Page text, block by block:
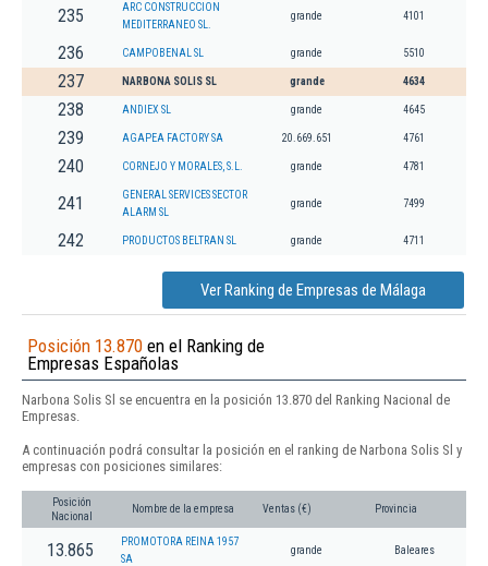
235
ARC CONSTRUCCION
MEDITERRANEO SL.
grande 4101
236 CAMPOBENAL SL grande 5510
237 NARBONA SOLIS SL grande 4634
238 ANDIEX SL grande 4645
239 AGAPEA FACTORY SA 20.669.651 4761
240 CORNEJO Y MORALES, S.L. grande 4781
241
GENERAL SERVICES SECTOR
ALARM SL
grande 7499
242 PRODUCTOS BELTRAN SL grande 4711
Ver Ranking de Empresas de Málaga
Posición 13.870 en el Ranking de
Empresas Españolas
Narbona Solis Sl se encuentra en la posición 13.870 del Ranking Nacional de
Empresas.
A continuación podrá consultar la posición en el ranking de Narbona Solis Sl y
empresas con posiciones similares:
Posición
Nacional
Nombre de la empresa Ventas (€) Provincia
13.865
PROMOTORA REINA 1957
SA
grande Baleares